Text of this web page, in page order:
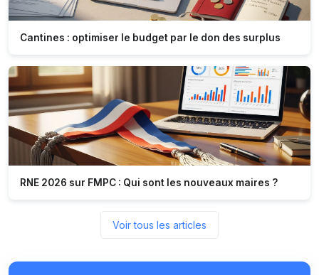
Cantines : optimiser le budget par le don des surplus
RNE 2026 sur FMPC : Qui sont les nouveaux maires ?
Voir tous les articles